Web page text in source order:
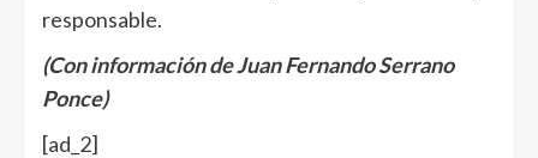
responsable.
(Con información de Juan Fernando Serrano
Ponce)
[ad_2]